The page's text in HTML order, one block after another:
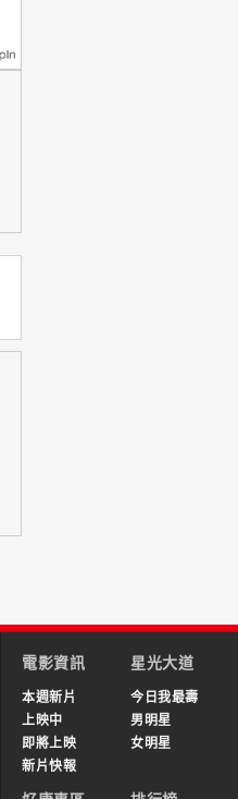
電影資訊
本週新片
上映中
即將上映
新片快報
星光大道
今日我最壽
男明星
女明星